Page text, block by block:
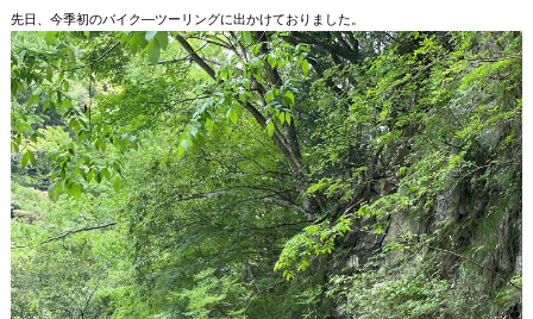
先日、今季初のバイク―ツーリングに出かけておりました。